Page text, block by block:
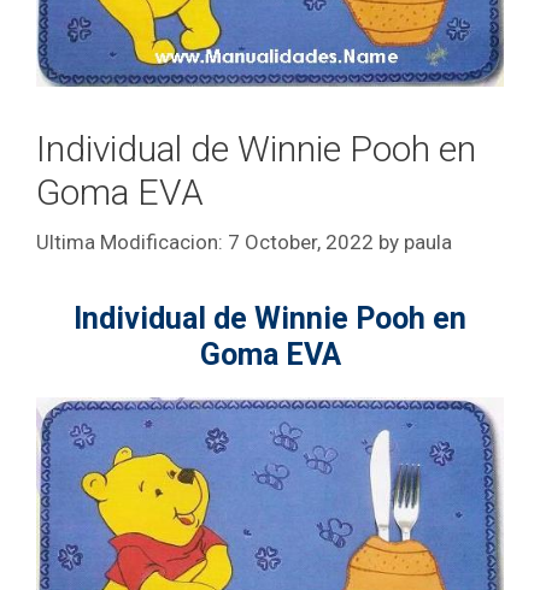
Individual de Winnie Pooh en
Goma EVA
7 October, 2022 by paula
Individual de Winnie Pooh en
Goma EVA